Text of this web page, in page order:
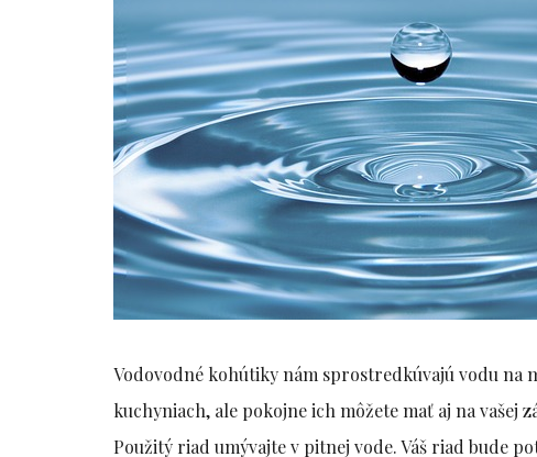
Vodovodné kohútiky nám sprostredkúvajú vodu na
kuchyniach, ale pokojne ich môžete mať aj na
Použitý riad umývajte v pitnej vode. Váš riad bude